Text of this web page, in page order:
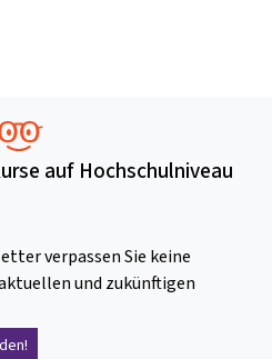
auf Hochschulniveau
verpassen Sie keine
und zukünftigen